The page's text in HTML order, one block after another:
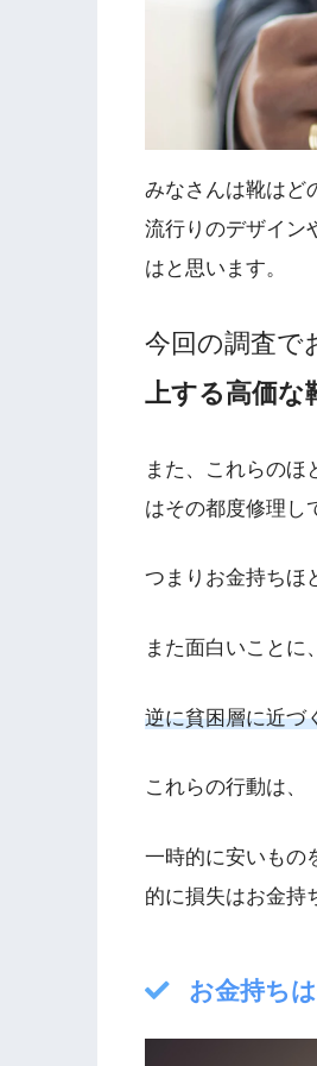
みなさんは靴はど
流行りのデザイン
はと思います。
今回の調査で
上する高価な
また、これらのほ
はその都度修理し
つまりお金持ちほ
また面白いことに
逆に貧困層に近づ
これらの行動は、
一時的に安いもの
的に損失はお金持
お金持ち